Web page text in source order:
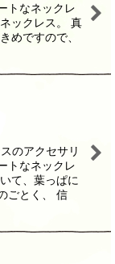
トなネックレ
ックレス。 真
めですので、
のアクセサリ
トなネックレ
て、葉っぱに
ごとく、 信